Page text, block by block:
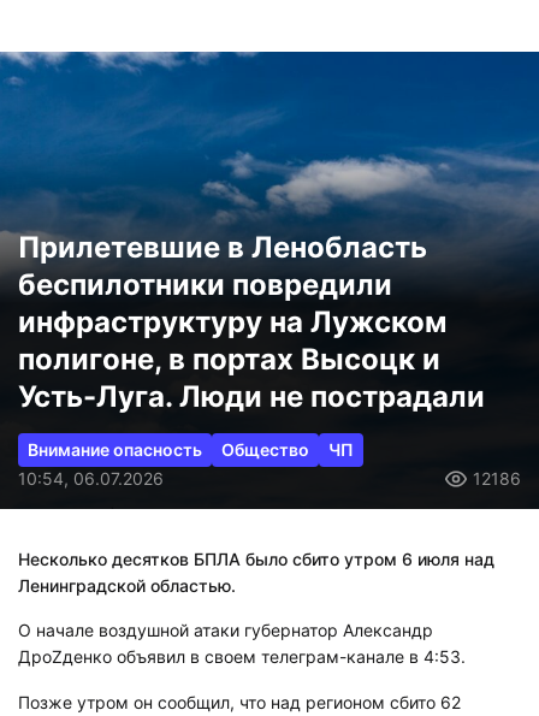
Прилетевшие в Ленобласть
беспилотники повредили
инфраструктуру на Лужском
полигоне, в портах Высоцк и
Усть-Луга. Люди не пострадали
Внимание опасность Общество
ЧП
10:54, 06.07.2026
12186
Несколько десятков БПЛА было сбито утром 6 июля над
Ленинградской областью.
О начале воздушной атаки губернатор Александр
ДроZденко объявил в своем телеграм-канале в 4:53.
Позже утром он сообщил, что над регионом сбито 62